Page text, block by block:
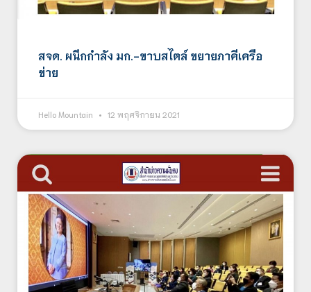
สจด. ผนึกกำลัง มก.-ขาบสไตล์ ขยายภาคีเครือ
ข่าย
Hello Mountain 12 พฤศจิกายน 2021